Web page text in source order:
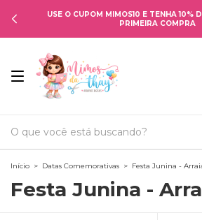
USE O CUPOM MIMOS10 E TENHA 10%
PRIMEIRA COMPRA
Início > Datas Comemorativas > Festa Junina -
Festa Junina -